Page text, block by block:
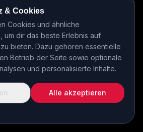
Zurück zur Basis
COIN TO CONTINUE...
& Cookies
Cookies und ähnliche
um dir das beste Erlebnis auf
bieten. Dazu gehören essentielle
Betrieb der Seite sowie optionale
und personalisierte Inhalte.
Alle akzeptieren